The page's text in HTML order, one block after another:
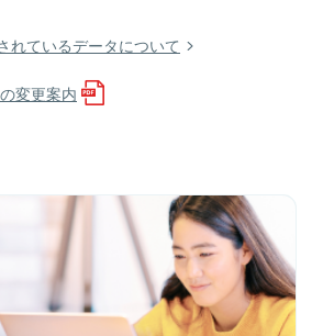
れているデータについて
変更案内